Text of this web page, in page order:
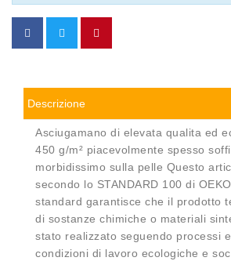
Descrizione
Asciugamano di elevata qualita ed
450 g/m² piacevolmente spesso
morbidissimo sulla pelle Questo
secondo lo STANDARD 100 di
standard garantisce che il prodotto
di sostanze chimiche o materiali
stato realizzato seguendo processi
condizioni di lavoro ecologiche e